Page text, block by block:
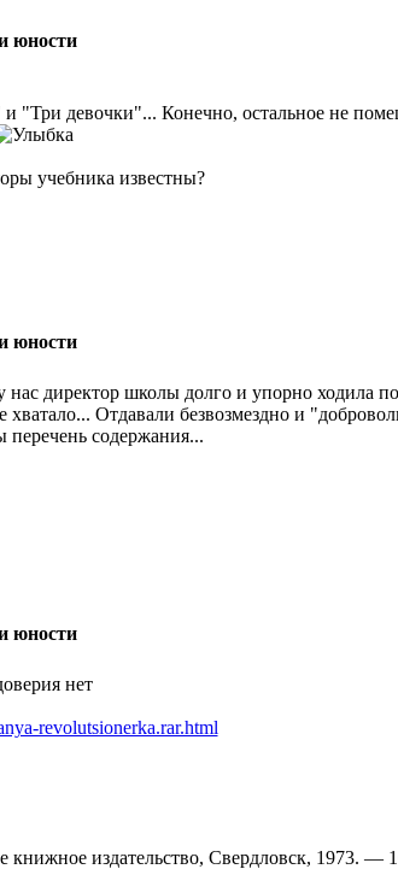
юности
"Три девочки"... Конечно, остальное не
учебника известны?
юности
нас директор школы долго и упорно ходила
Отдавали безвозмездно и
перечень содержания...
юности
нет
revolutsionerka.rar.html
книжное издательство, Свердловск, 1973.